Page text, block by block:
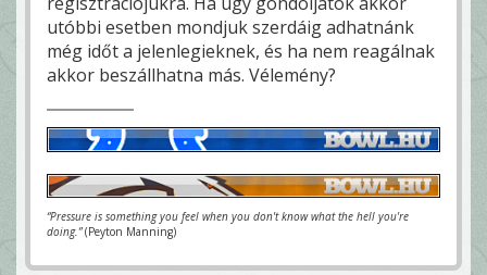
utóbbi esetben mondjuk szerdáig adhatnánk
még időt a jelenlegieknek, és ha nem reagálnak
akkor beszállhatna más. Vélemény?
“Pressure is something you feel when you don't know what the hell you're
doing.”(Peyton Manning)